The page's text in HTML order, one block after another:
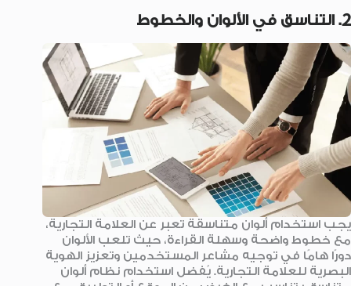
2. التناسق في الألوان والخطوط
يجب استخدام ألوان متناسقة تعبر عن العلامة التجارية،
مع خطوط واضحة وسهلة القراءة، حيث تلعب الألوان
دورًا هامًا في توجيه مشاعر المستخدمين وتعزيز الهوية
البصرية للعلامة التجارية. يُفضل استخدام نظام ألوان